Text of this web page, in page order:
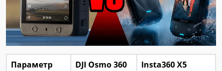
Параметр DJI Osmo 360
Insta360 X5